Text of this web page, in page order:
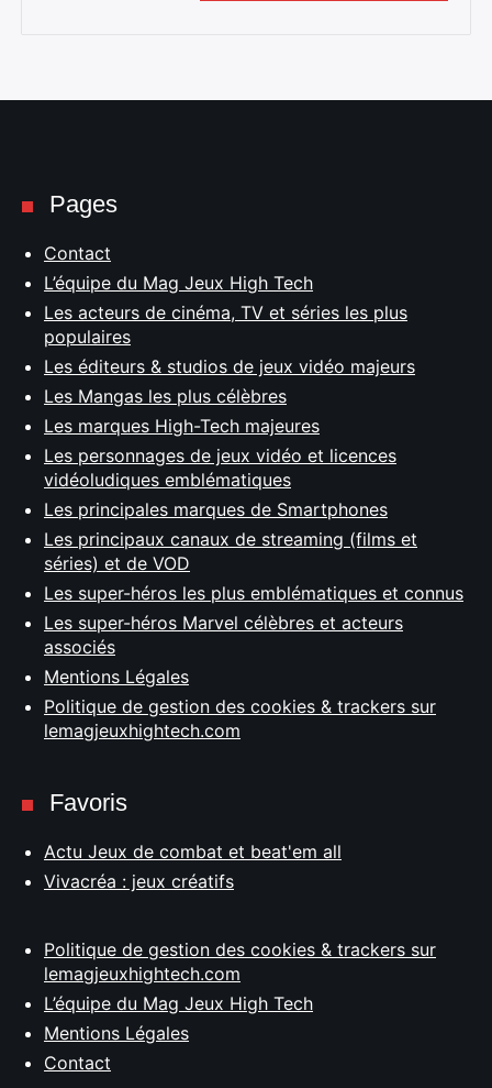
Pages
Contact
L’équipe du Mag Jeux High Tech
Les acteurs de cinéma, TV et séries les plus
populaires
Les éditeurs & studios de jeux vidéo majeurs
Les Mangas les plus célèbres
Les marques High-Tech majeures
Les personnages de jeux vidéo et licences
vidéoludiques emblématiques
Les principales marques de Smartphones
Les principaux canaux de streaming (films et
séries) et de VOD
Les super-héros les plus emblématiques et connus
Les super-héros Marvel célèbres et acteurs
associés
Mentions Légales
Politique de gestion des cookies & trackers sur
lemagjeuxhightech.com
Favoris
Actu Jeux de combat et beat'em all
Vivacréa : jeux créatifs
Politique de gestion des cookies & trackers sur
lemagjeuxhightech.com
L’équipe du Mag Jeux High Tech
Mentions Légales
Contact